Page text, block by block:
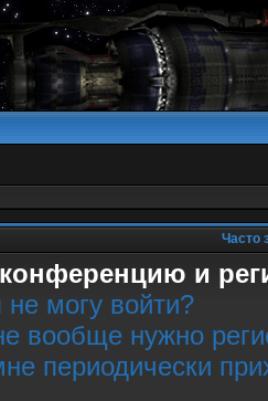
Часто
и
могу войти?
вообще нужно
периодически